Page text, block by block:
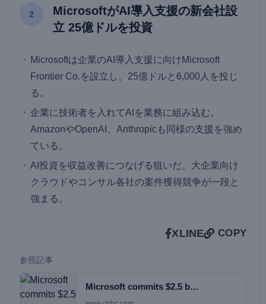
2
MicrosoftがAI導入支援の新会社設
立 25億ドルを投資
Microsoftは企業のAI導入支援に向けMicrosoft
Frontier Co.を設立し、25億ドルと6,000人を投じ
る。
企業に技術者を入れてAIを業務に組み込む。
AmazonやOpenAI、Anthropicも同様の支援を強め
ている。
AI投資を収益改善につなげる狙いだ。大企業向け
クラウドやコンサル各社の案件獲得競争が一段と
強まる。
XLINE COPY
参照記事
Microsoft commits $2.5 b…